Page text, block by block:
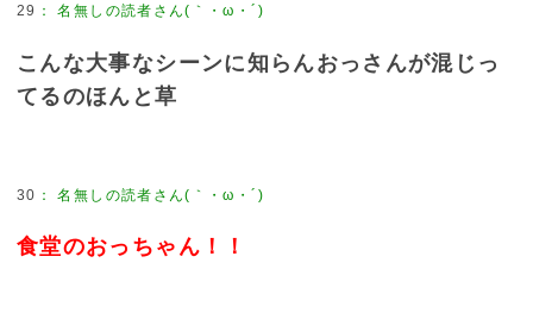
29 ：名無しの読者さん(｀・ω・´)
こんな大事なシーンに知らんおっさんが混じっ
てるのほんと草
30 ：名無しの読者さん(｀・ω・´)
食堂のおっちゃん！！